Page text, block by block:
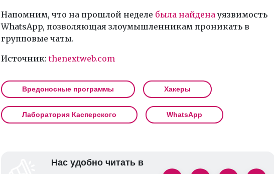
Напомним, что на прошлой неделе была найдена уязвимость
WhatsApp, позволяющая злоумышленникам проникать в
групповые чаты.
Источник:thenextweb.com
Вредоносные программы Хакеры
Лаборатория Касперского WhatsApp
Нас удобно читать в